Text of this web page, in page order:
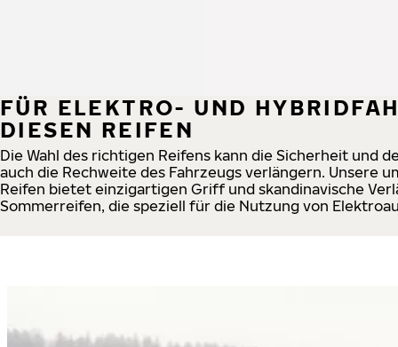
FÜR ELEKTRO- UND
DIESEN REIFEN
Die Wahl des richtigen Reifens kann die Sicherheit und
auch die Rechweite des Fahrzeugs verlängern. Unsere
Reifen bietet einzigartigen Griff und skandinavische
Sommerreifen, die speziell für die Nutzung von